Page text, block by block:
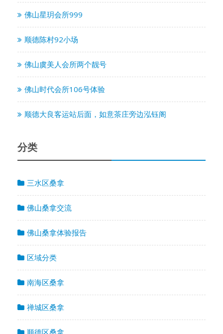
佛山星玥会所999
顺德陈村92小场
佛山虞美人会所两个靓号
佛山时代会所106号体验
顺德大良客运站后面，如意茶庄旁边泓钰阁
分类
三水区桑拿
佛山桑拿交流
佛山桑拿体验报告
区域分类
南海区桑拿
禅城区桑拿
顺德区桑拿